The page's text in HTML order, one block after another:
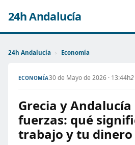
24h Andalucía
24h Andalucía › Economía
ECONOMÍA30 de Mayo de 2026 · 13:44h
Grecia y
fuerzas: qué
trabajo y tu dinero